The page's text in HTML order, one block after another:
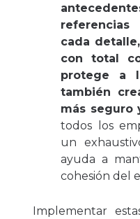
cada
con total
protege a
también
más seguro
todos los
un
ayuda a
cohesión del
Implementar